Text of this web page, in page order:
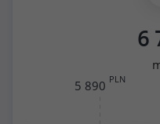
6
5 890 PLN